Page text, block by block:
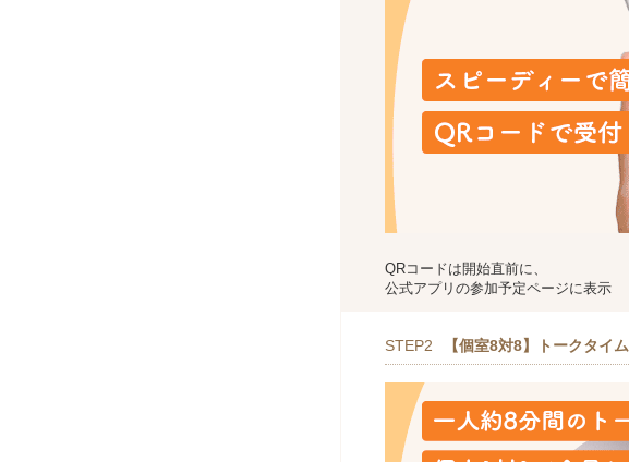
QRコードは開始直前に、
公式アプリの参加予定ページに表示
STEP2 【個室8対8】トークタイム